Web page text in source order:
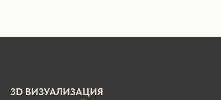
3D ВИЗУАЛИЗАЦИЯ